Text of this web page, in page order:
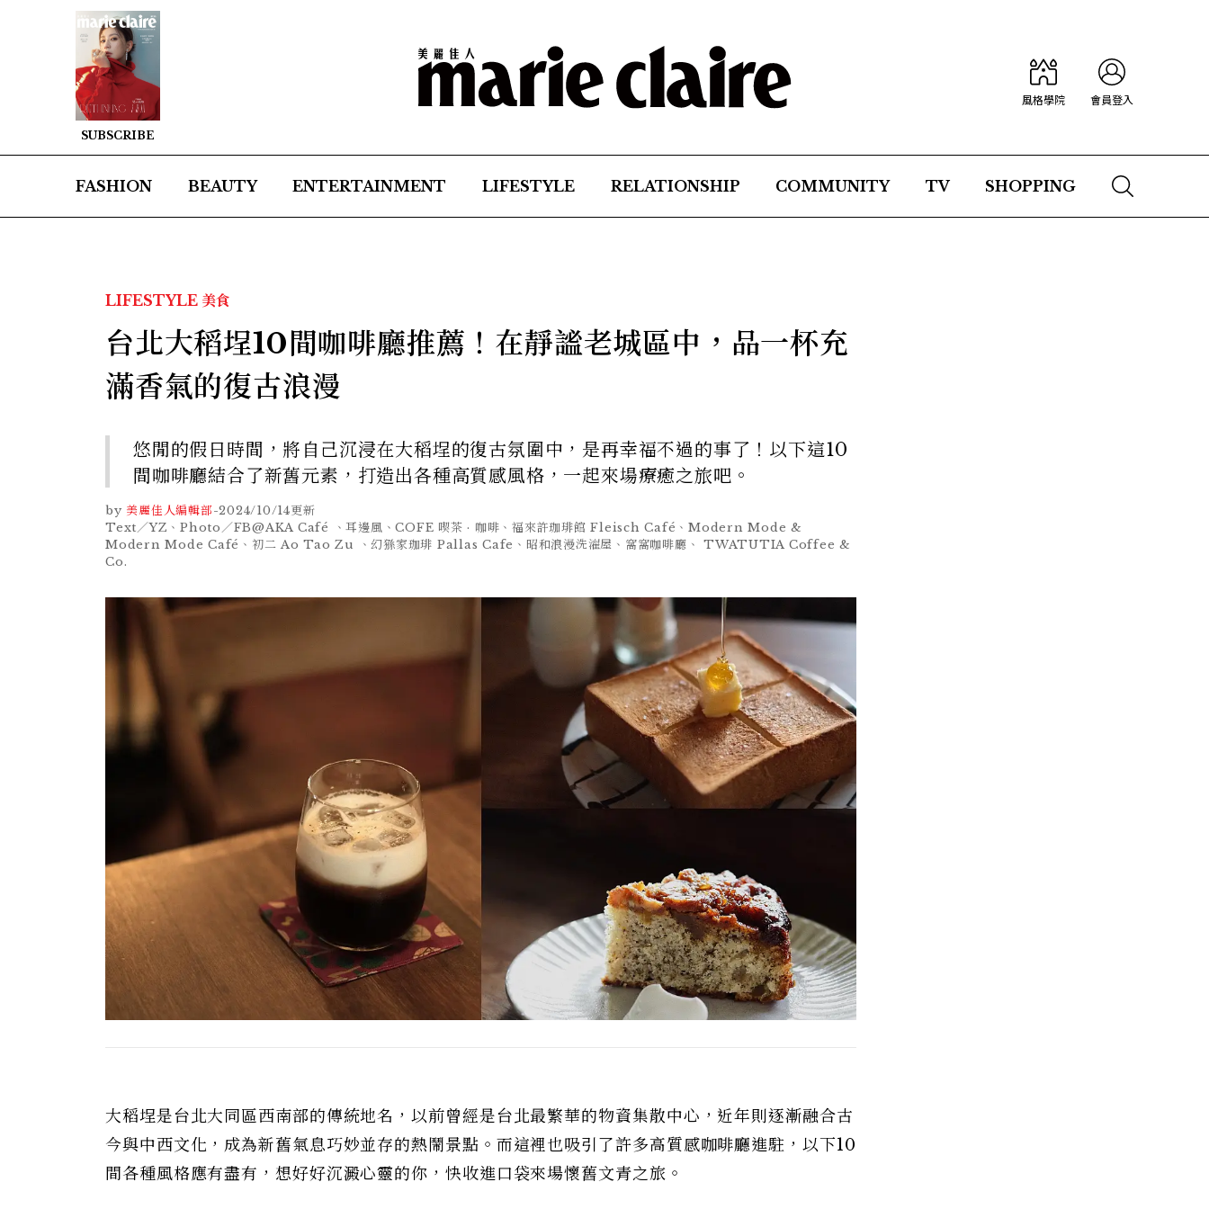
SUBSCRIBE
風格學院 會員登入
FASHION BEAUTY ENTERTAINMENT LIFESTYLE RELATIONSHIP COMMUNITY TV SHOPPING
LIFESTYLE 美食
台北大稻埕10間咖啡廳推薦！在靜謐老城區中，品一杯充
滿香氣的復古浪漫
悠閒的假日時間，將自己沉浸在大稻埕的復古氛圍中，是再幸福不過的事了！以下這10
間咖啡廳結合了新舊元素，打造出各種高質感風格，一起來場療癒之旅吧。
by 美麗佳人編輯部-2024/10/14更新
Text／YZ、Photo／FB@AKA Café 、耳邊風、COFE 喫茶 · 咖啡、福來許珈琲館 Fleisch Café、Modern Mode &
Modern Mode Café、初二 Ao Tao Zu 、幻猻家珈琲 Pallas Cafe、昭和浪漫洗濯屋、窩窩咖啡廳、 TWATUTIA Coffee &
Co.
大稻埕是台北大同區西南部的傳統地名，以前曾經是台北最繁華的物資集散中心，近年則逐漸融合古
今與中西文化，成為新舊氣息巧妙並存的熱鬧景點。而這裡也吸引了許多高質感咖啡廳進駐，以下10
間各種風格應有盡有，想好好沉澱心靈的你，快收進口袋來場懷舊文青之旅。